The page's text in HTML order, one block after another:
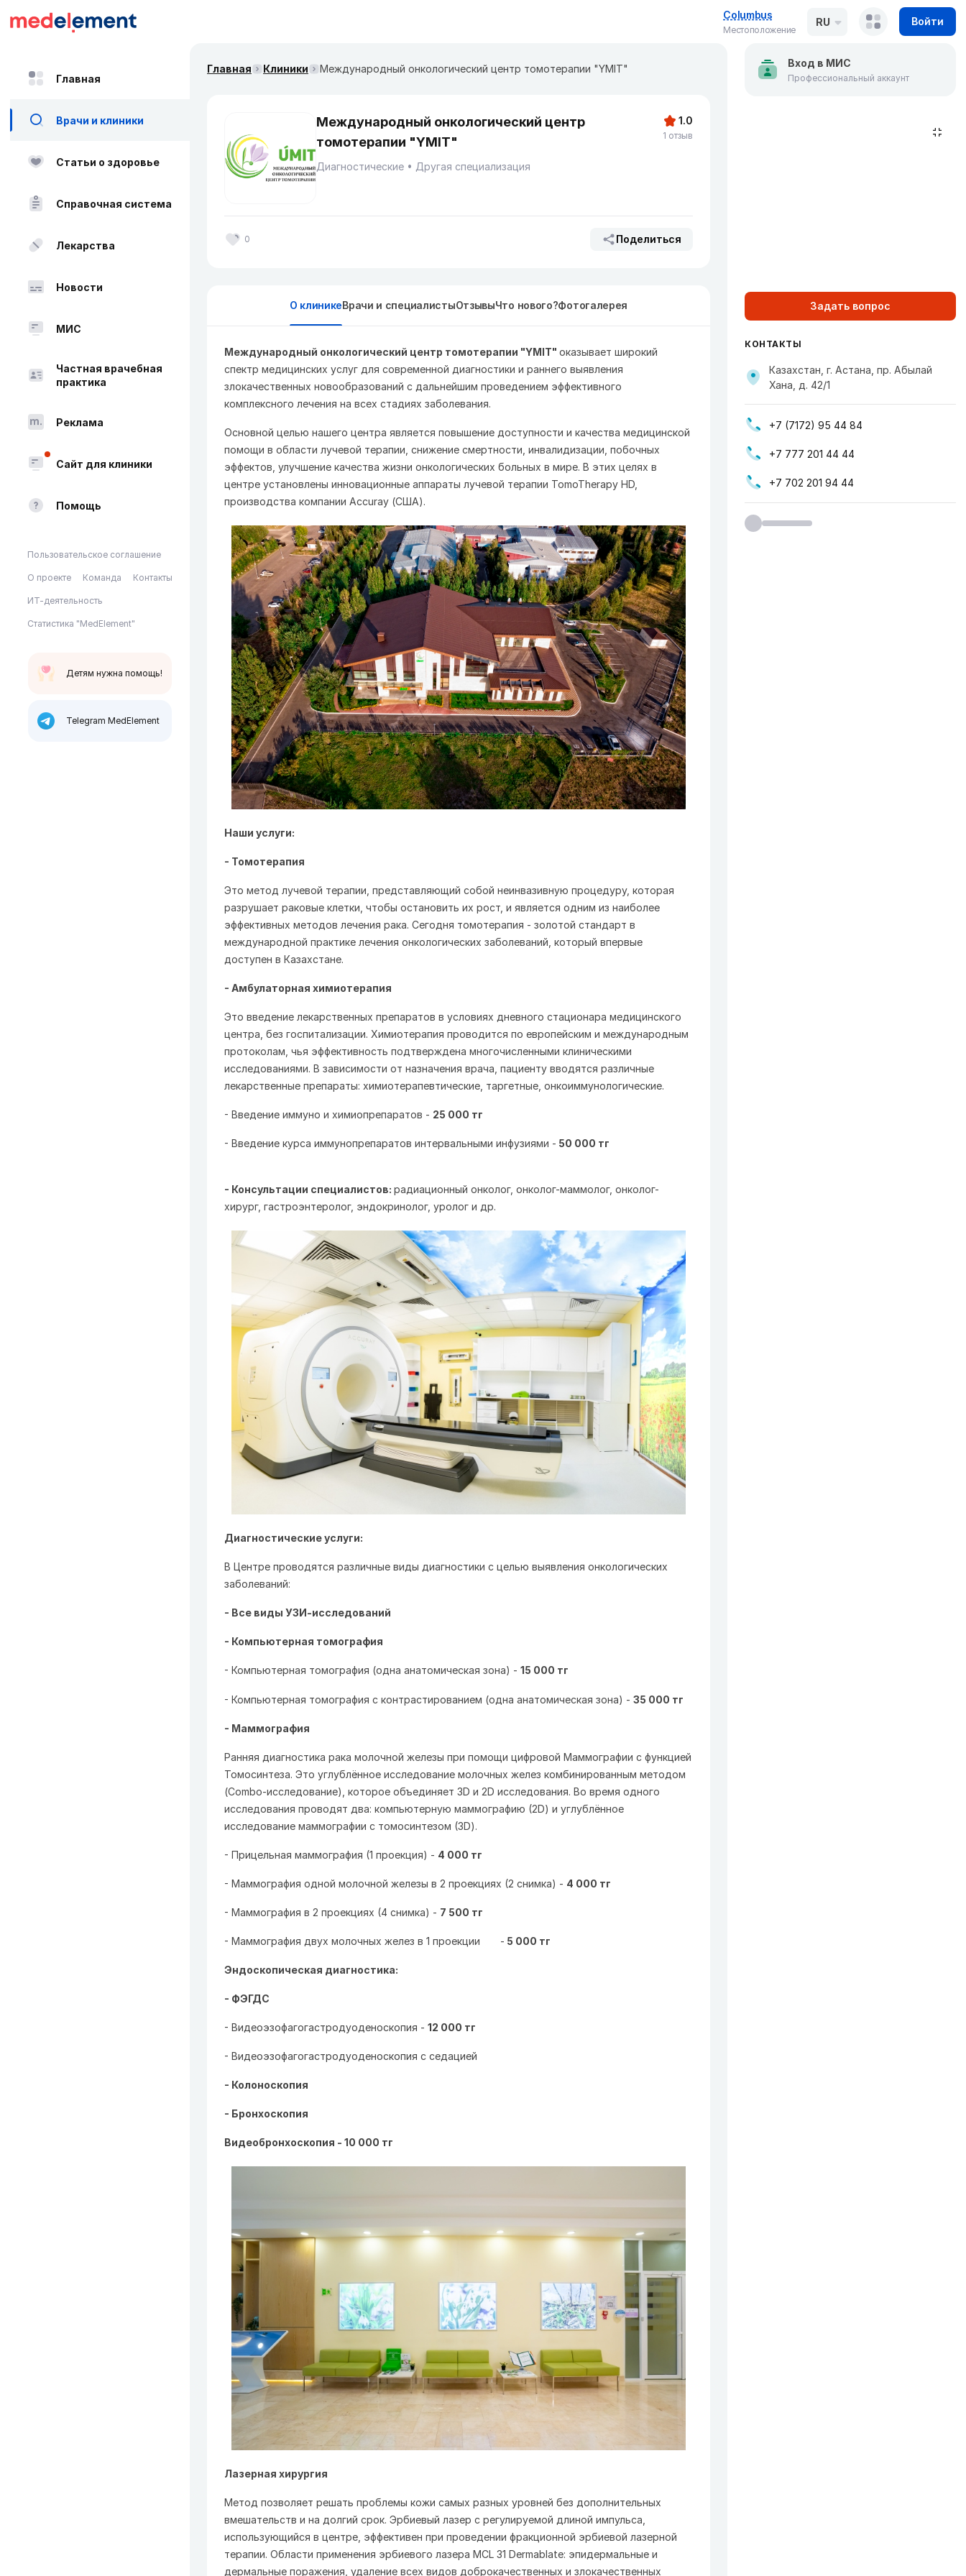
Columbus
Местоположение
RU Войти
Главная
Врачи и клиники
Статьи о здоровье
Справочная система
Лекарства
Новости
МИС
Частная врачебная
практика
Реклама
Сайт для клиники
Помощь
Пользовательское соглашение
О проекте Команда Контакты
ИТ-деятельность
Статистика "MedElement"
Детям нужна помощь!
Telegram MedElement
Главная Клиники Международный онкологический центр томотерапии "ҮМІТ"
Международный онкологический центр
томотерапии "ҮМІТ"
Диагностические Другая специализация
0 Поделиться
1.0
1 отзыв
О клиникеВрачи и специалистыОтзывыЧто нового?Фотогалерея
Международный онкологический центр томотерапии "ҮМІТ" оказывает широкий
спектр медицинских услуг для современной диагностики и раннего выявления
злокачественных новообразований с дальнейшим проведением эффективного
комплексного лечения на всех стадиях заболевания.
Основной целью нашего центра является повышение доступности и качества медицинской
помощи в области лучевой терапии, снижение смертности, инвалидизации, побочных
эффектов, улучшение качества жизни онкологических больных в мире. В этих целях в
центре установлены инновационные аппараты лучевой терапии TomoTherapy HD,
производства компании Accuray (США).
Наши услуги:
- Томотерапия
Это метод лучевой терапии, представляющий собой неинвазивную процедуру, которая
разрушает раковые клетки, чтобы остановить их рост, и является одним из наиболее
эффективных методов лечения рака. Сегодня томотерапия - золотой стандарт в
международной практике лечения онкологических заболеваний, который впервые
доступен в Казахстане.
- Амбулаторная химиотерапия
Это введение лекарственных препаратов в условиях дневного стационара медицинского
центра, без госпитализации. Химиотерапия проводится по европейским и международным
протоколам, чья эффективность подтверждена многочисленными клиническими
исследованиями. В зависимости от назначения врача, пациенту вводятся различные
лекарственные препараты: химиотерапевтические, таргетные, онкоиммунологические.
- Введение иммуно и химиопрепаратов - 25 000 тг
- Введение курса иммунопрепаратов интервальными инфузиями - 50 000 тг
- Консультации специалистов: радиационный онколог, онколог-маммолог, онколог-
хирург, гастроэнтеролог, эндокринолог, уролог и др.
Диагностические услуги:
В Центре проводятся различные виды диагностики с целью выявления онкологических
заболеваний:
- Все виды УЗИ-исследований
- Компьютерная томография
- Компьютерная томография (одна анатомическая зона) - 15 000 тг
- Компьютерная томография с контрастированием (одна анатомическая зона) - 35 000 тг
- Маммография
Ранняя диагностика рака молочной железы при помощи цифровой Маммографии с функцией
Томосинтеза. Это углублённое исследование молочных желез комбинированным методом
(Combo-исследование), которое объединяет 3D и 2D исследования. Во время одного
исследования проводят два: компьютерную маммографию (2D) и углублённое
исследование маммографии с томосинтезом (3D).
- Прицельная маммография (1 проекция) - 4 000 тг
- Маммография одной молочной железы в 2 проекциях (2 снимка) - 4 000 тг
- Маммография в 2 проекциях (4 снимка) - 7 500 тг
- Маммография двух молочных желез в 1 проекции - 5 000 тг
Эндоскопическая диагностика:
- ФЭГДС
- Видеоэзофагогастродуоденоскопия - 12 000 тг
- Видеоэзофагогастродуоденоскопия с седацией
- Колоноскопия
- Бронхоскопия
Видеобронхоскопия - 10 000 тг
Лазерная хирургия
Метод позволяет решать проблемы кожи самых разных уровней без дополнительных
вмешательств и на долгий срок. Эрбиевый лазер с регулируемой длиной импульса,
использующийся в центре, эффективен при проведении фракционной эрбиевой лазерной
терапии. Области применения эрбиевого лазера MCL 31 Dermablate: эпидермальные и
дермальные поражения, удаление всех видов доброкачественных и злокачественных
Вход в МИС
Профессиональный аккаунт
Задать вопрос
КОНТАКТЫ
Казахстан, г. Астана, пр. Абылай
Хана, д. 42/1
+7 (7172) 95 44 84
+7 777 201 44 44
+7 702 201 94 44